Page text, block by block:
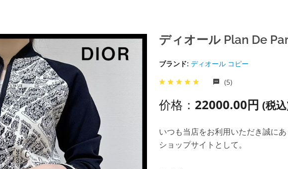
ディオール Plan De
ブランド: ディオール コピー
(5)
价格： 22000.00円 (税
いつも当店をお利用いただき誠に
ショップサイトとして。